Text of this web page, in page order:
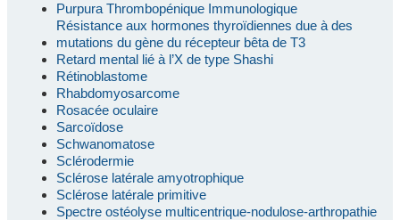
Purpura Thrombopénique Immunologique
Résistance aux hormones thyroïdiennes due à des
mutations du gène du récepteur bêta de T3
Retard mental lié à l’X de type Shashi
Rétinoblastome
Rhabdomyosarcome
Rosacée oculaire
Sarcoïdose
Schwanomatose
Sclérodermie
Sclérose latérale amyotrophique
Sclérose latérale primitive
Spectre ostéolyse multicentrique-nodulose-arthropathie